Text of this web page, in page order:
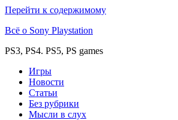
Перейти к содержимому
Всё о Sony Playstation
PS3, PS4. PS5, PS games
Игры
Новости
Статьи
Без рубрики
Мысли в слух